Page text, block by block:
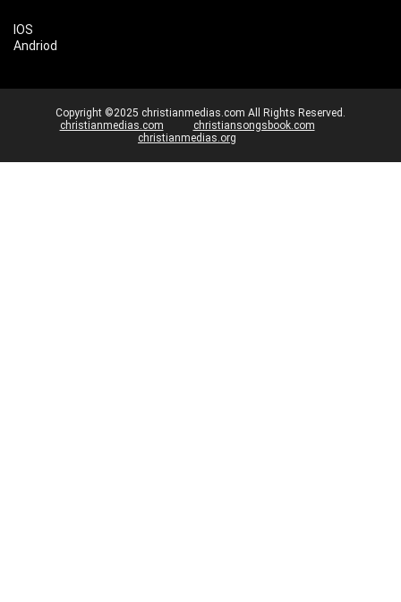
IOS
Andriod
Copyright ©2025 christianmedias.com All Rights Reserved.
christianmedias.com
christiansongsbook.com
christianmedias.org